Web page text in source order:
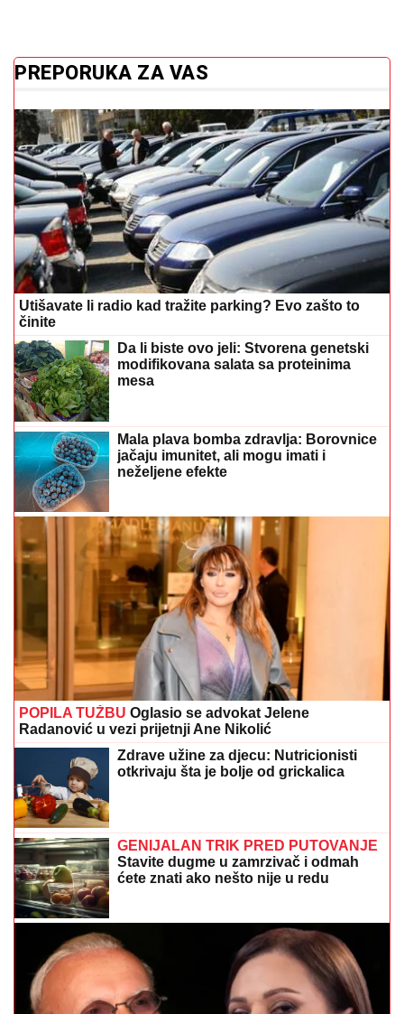
PREPORUKA ZA VAS
Utišavate li radio kad tražite parking? Evo zašto to
činite
Da li biste ovo jeli: Stvorena genetski
modifikovana salata sa proteinima
mesa
Mala plava bomba zdravlja: Borovnice
jačaju imunitet, ali mogu imati i
neželjene efekte
POPILA TUŽBU Oglasio se advokat Jelene
Radanović u vezi prijetnji Ane Nikolić
Zdrave užine za djecu: Nutricionisti
otkrivaju šta je bolje od grickalica
GENIJALAN TRIK PRED PUTOVANJE
Stavite dugme u zamrzivač i odmah
ćete znati ako nešto nije u redu